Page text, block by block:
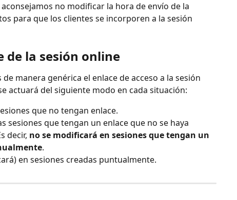
no modificar la hora de envío de la
para que los clientes se incorporen a la sesión
de la sesión online
manera genérica el enlace de acceso a la sesión
actuará del siguiente modo en cada situación:
que no tengan enlace.
sesiones que tengan un enlace que no se haya
decir, no se modificará en sesiones que tengan un
.
en sesiones creadas puntualmente.